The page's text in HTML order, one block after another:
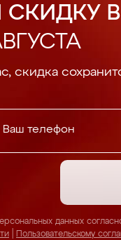
В
скидка
данных
Пользовательскому